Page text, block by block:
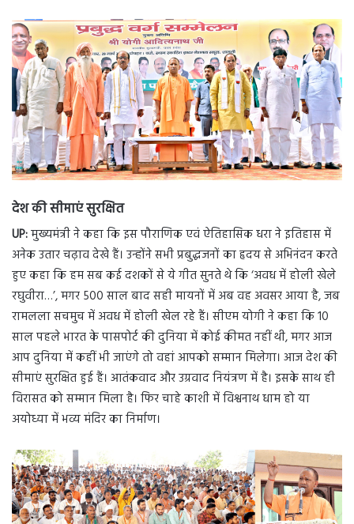
देश की सीमाएं सुरक्षित
UP:मुख्यमंत्री ने कहा कि इस पौराणिक एवं ऐतिहासिक धरा ने इतिहास में
अनेक उतार चढ़ाव देखे हैं। उन्होंने सभी प्रबुद्धजनों का हृदय से अभिनंदन करते
हुए कहा कि हम सब कई दशकों से ये गीत सुनते थे कि ‘अवध में होली खेले
रघुवीरा…’, मगर 500 साल बाद सही मायनों में अब वह अवसर आया है, जब
रामलला सचमुच में अवध में होली खेल रहे हैं। सीएम योगी ने कहा कि 10
साल पहले भारत के पासपोर्ट की दुनिया में कोई कीमत नहीं थी, मगर आज
आप दुनिया में कहीं भी जाएंगे तो वहां आपको सम्मान मिलेगा। आज देश की
सीमाएं सुरक्षित हुई हैं। आतंकवाद और उग्रवाद नियंत्रण में है। इसके साथ ही
विरासत को सम्मान मिला है। फिर चाहे काशी में विश्वनाथ धाम हो या
अयोध्या में भव्य मंदिर का निर्माण।